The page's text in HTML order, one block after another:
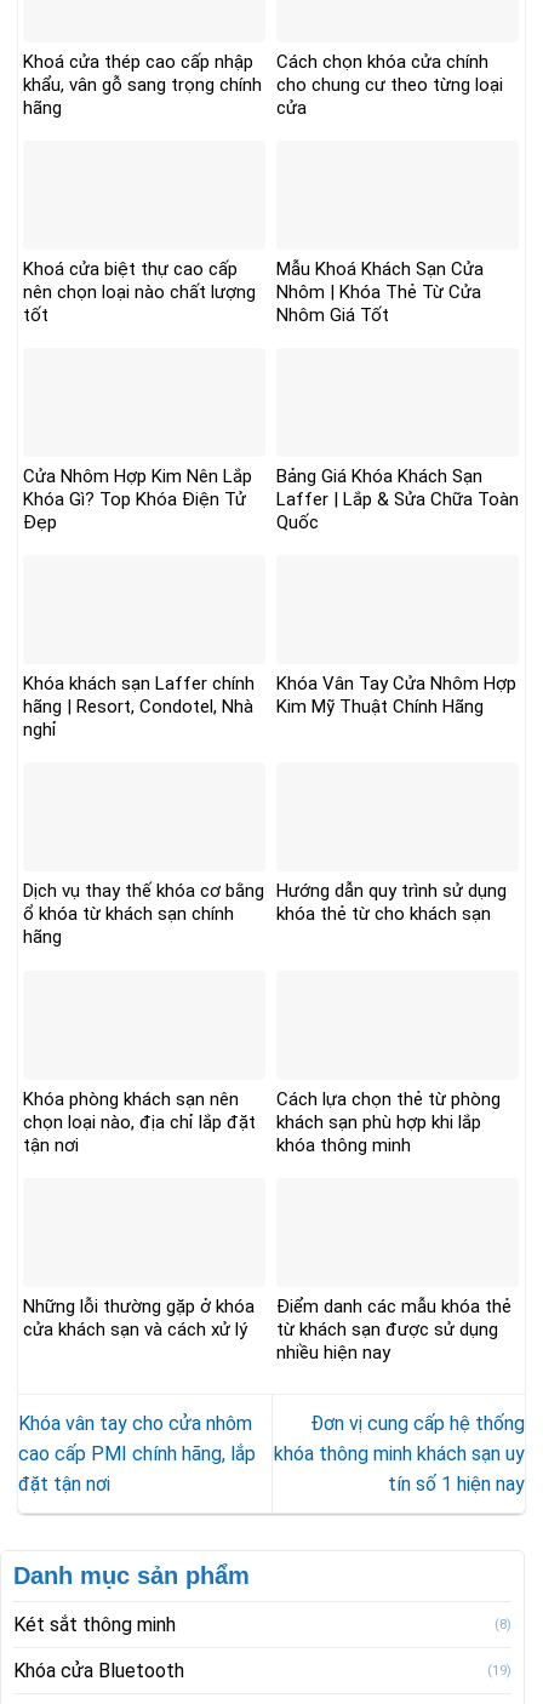
Khoá cửa thép cao cấp nhập
khẩu, vân gỗ sang trọng chính
hãng
Cách chọn khóa cửa chính
cho chung cư theo từng loại
cửa
Khoá cửa biệt thự cao cấp
nên chọn loại nào chất lượng
tốt
Mẫu Khoá Khách Sạn Cửa
Nhôm | Khóa Thẻ Từ Cửa
Nhôm Giá Tốt
Cửa Nhôm Hợp Kim Nên Lắp
Khóa Gì? Top Khóa Điện Tử
Đẹp
Bảng Giá Khóa Khách Sạn
Laffer | Lắp & Sửa Chữa Toàn
Quốc
Khóa khách sạn Laffer chính
hãng | Resort, Condotel, Nhà
nghỉ
Khóa Vân Tay Cửa Nhôm Hợp
Kim Mỹ Thuật Chính Hãng
Dịch vụ thay thế khóa cơ bằng
ổ khóa từ khách sạn chính
hãng
Hướng dẫn quy trình sử dụng
khóa thẻ từ cho khách sạn
Khóa phòng khách sạn nên
chọn loại nào, địa chỉ lắp đặt
tận nơi
Cách lựa chọn thẻ từ phòng
khách sạn phù hợp khi lắp
khóa thông minh
Những lỗi thường gặp ở khóa
cửa khách sạn và cách xử lý
Điểm danh các mẫu khóa thẻ
từ khách sạn được sử dụng
nhiều hiện nay
Khóa vân tay cho cửa nhôm
cao cấp PMI chính hãng, lắp
đặt tận nơi
Đơn vị cung cấp hệ thống
khóa thông minh khách sạn uy
tín số 1 hiện nay
Danh mục sản phẩm
Két sắt thông minh (8)
Khóa cửa Bluetooth (19)